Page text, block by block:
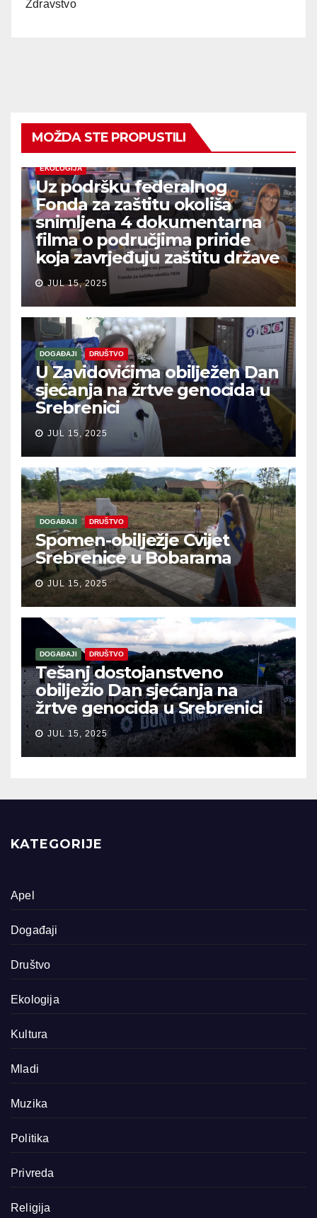
Zdravstvo
MOŽDA STE PROPUSTILI
EKOLOGIJA
Uz podršku federalnog
Fonda za zaštitu okoliša
snimljena 4 dokumentarna
filma o područjima priride
koja zavrjeđuju zaštitu države
JUL 15, 2025
DOGAĐAJI DRUŠTVO
U Zavidovićima obilježen Dan
sjećanja na žrtve genocida u
Srebrenici
JUL 15, 2025
DOGAĐAJI DRUŠTVO
Spomen-obilježje Cvijet
Srebrenice u Bobarama
JUL 15, 2025
DOGAĐAJI DRUŠTVO
Tešanj dostojanstveno
obilježio Dan sjećanja na
žrtve genocida u Srebrenici
JUL 15, 2025
KATEGORIJE
Apel
Događaji
Društvo
Ekologija
Kultura
Mladi
Muzika
Politika
Privreda
Religija